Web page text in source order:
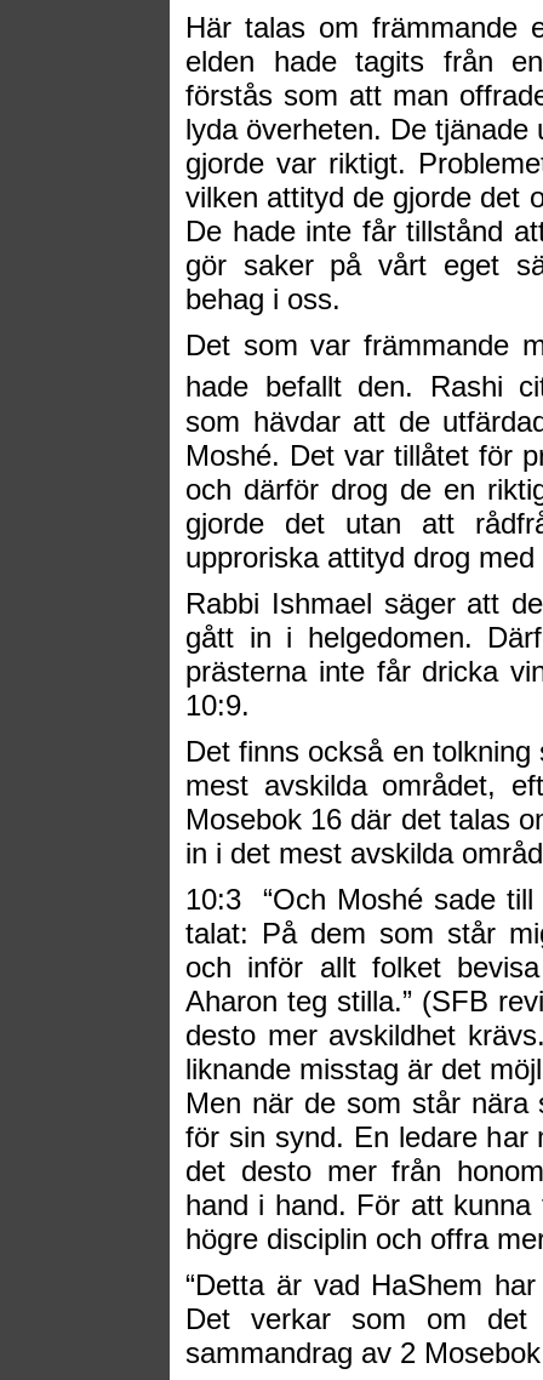
Här talas om främmande
elden hade tagits från
förstås som att man
lyda överheten. De
gjorde var riktigt.
vilken attityd de gjorde det
De hade inte får tillstånd
gör saker på vårt eget
behag i oss.
Det som var främmande
hade befallt den. Rashi
som hävdar att de
Moshé. Det var tillåtet för
och därför drog de en
gjorde det utan att
upproriska attityd drog
Rabbi Ishmael säger att
gått in i helgedomen.
prästerna inte får dricka
10:9.
Det finns också en
mest avskilda området,
Mosebok 16 där det talas
in i det mest avskilda
10:3
“Och Moshé sade
talat: På dem som står
och inför allt folket
Aharon teg stilla.” (SFB
desto mer avskildhet
liknande misstag är det
Men när de som står nära
för sin synd. En ledare har
det desto mer från
hand i hand. För att
högre disciplin och offra
“Detta är vad HaShem
Det verkar som om det
sammandrag av 2